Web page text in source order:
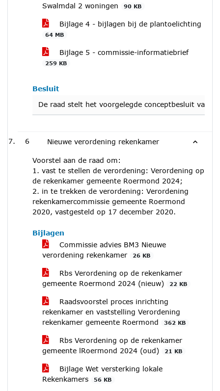
Swalmdal 2 woningen
90 KB
Bijlage 4 - bijlagen bij de plantoelichting
64 MB
Bijlage 5 - commissie-informatiebrief
259 KB
Besluit
De raad stelt het voorgelegde conceptbesluit vast.
6 Nieuwe verordening rekenkamer
Voorstel aan de raad om:
1. vast te stellen de verordening: Verordening op
de rekenkamer gemeente Roermond 2024;
2. in te trekken de verordening: Verordening
rekenkamercommissie gemeente Roermond
2020, vastgesteld op 17 december 2020.
Bijlagen
Commissie advies BM3 Nieuwe
verordening rekenkamer
26 KB
Rbs Verordening op de rekenkamer
gemeente Roermond 2024 (nieuw)
22 KB
Raadsvoorstel proces inrichting
rekenkamer en vaststelling Verordening
rekenkamer gemeente Roermond
362 KB
Rbs Verordening op de rekenkamer
gemeente lRoermond 2024 (oud)
21 KB
Bijlage Wet versterking lokale
Rekenkamers
56 KB